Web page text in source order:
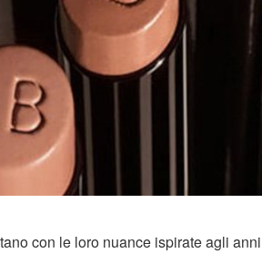
con le loro nuance ispirate agli